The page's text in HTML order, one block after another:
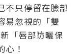
不只停留在臉部
易忽視的「雙
「唇部防曬保
心！